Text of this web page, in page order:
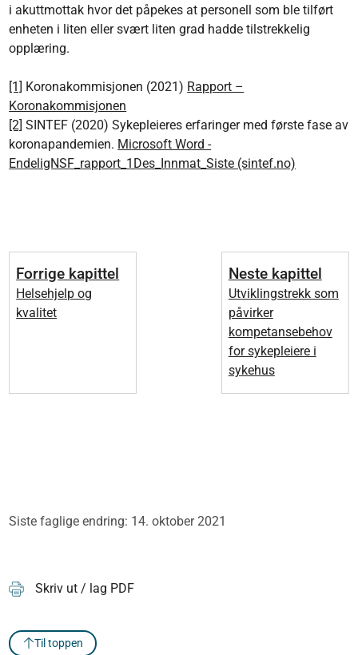
i akuttmottak hvor det påpekes at personell som ble tilført
enheten i liten eller svært liten grad hadde tilstrekkelig
opplæring.
[1] Koronakommisjonen (2021) Rapport –
Koronakommisjonen
[2] SINTEF (2020) Sykepleieres erfaringer med første fase av
koronapandemien. Microsoft Word -
EndeligNSF_rapport_1Des_Innmat_Siste (sintef.no)
Forrige kapittel
Helsehjelp og
kvalitet
Neste kapittel
Utviklingstrekk som
påvirker
kompetansebehov
for sykepleiere i
sykehus
Siste faglige endring: 14. oktober 2021
Skriv ut / lag PDF
Til toppen